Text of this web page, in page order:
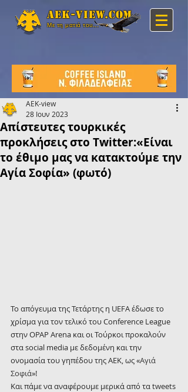
Aek-view.com
Με τη ματιά του...
Απίστευτες τουρκικές
προκλήσεις στο Twitter:«Είναι
το έθιμο μας να κατακτούμε την
Αγία Σοφία» (φωτό)
AEK-view
28 Ιουν 2023
Το απόγευμα της Τετάρτης η UEFA έδωσε το
χρίσμα για τον τελικό του Conference League
στην OPAP Arena και οι Τούρκοι προκαλούν
στα social media με δεδομένη και την
ονομασία του γηπέδου της ΑΕΚ, ως «Αγιά
Σοφιά»!
Και πάμε να αναφέρουμε μερικά από τα tweets